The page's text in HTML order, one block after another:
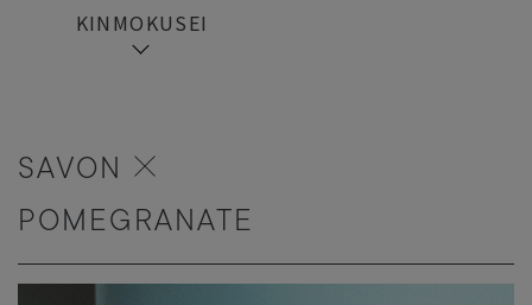
KINMOKUSEI
SAVON
POMEGRANATE